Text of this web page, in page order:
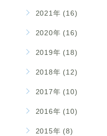
2021年 (16)
2020年 (16)
2019年 (18)
2018年 (12)
2017年 (10)
2016年 (10)
2015年 (8)